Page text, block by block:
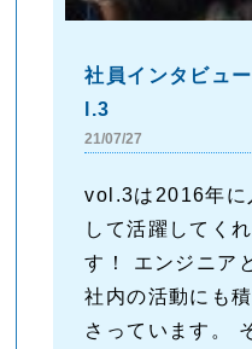
社員インタビュ
l.3
21/07/27
vol.3は2016年に
して活躍してく
す！ エンジニア
社内の活動にも
さっています。